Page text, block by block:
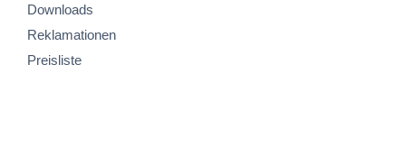
Downloads
Reklamationen
Preisliste